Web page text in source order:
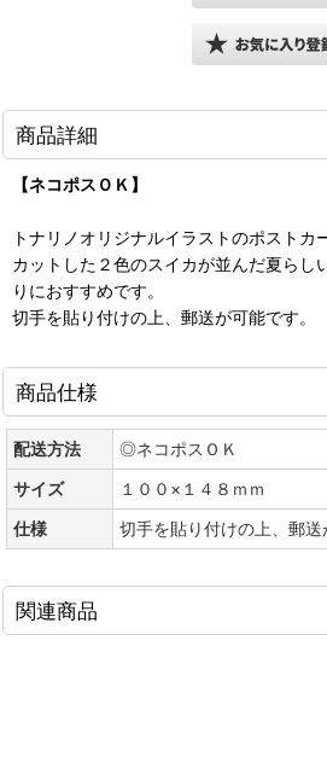
商品詳細
【ネコポスＯＫ】
トナリノオリジナルイラストのポストカ
カットした２色のスイカが並んだ夏らし
りにおすすめです。
切手を貼り付けの上、郵送が可能です。
商品仕様
配送方法
◎ネコポスＯＫ
サイズ
１００×１４８ｍｍ
仕様
切手を貼り付けの上、郵送
関連商品